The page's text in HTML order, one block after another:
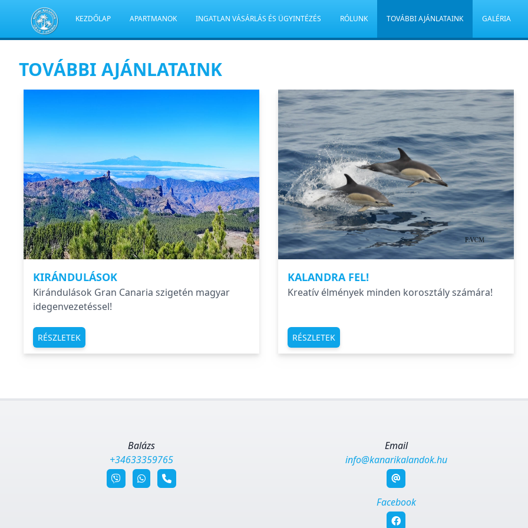
KEZDŐLAP APARTMANOK INGATLAN VÁSÁRLÁS ÉS ÜGYINTÉZÉS RÓLUNK TOVÁBBI AJÁNLATAINK GALÉRIA
TOVÁBBI AJÁNLATAINK
KIRÁNDULÁSOK
Kirándulások Gran Canaria szigetén magyar
idegenvezetéssel!
RÉSZLETEK
KALANDRA FEL!
Kreatív élmények minden korosztály számára!
RÉSZLETEK
Balázs
+34633359765
Email
info@kanarikalandok.hu
Facebook